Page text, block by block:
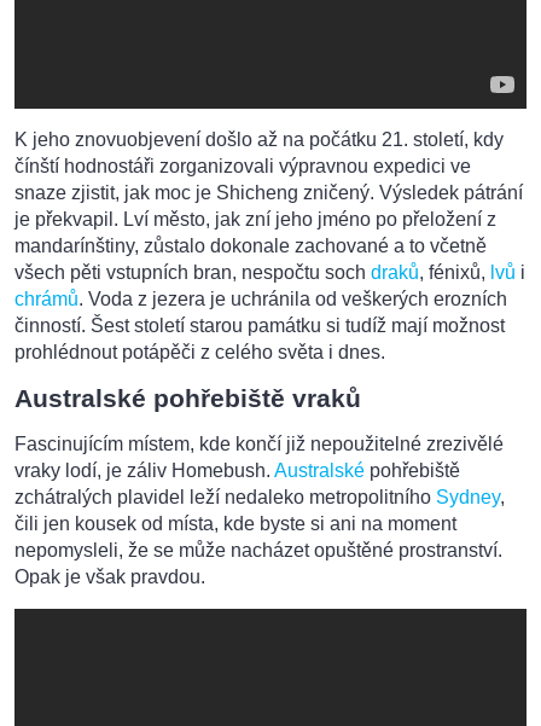
K jeho znovuobjevení došlo až na počátku 21. století, kdy
čínští hodnostáři zorganizovali výpravnou expedici ve
snaze zjistit, jak moc je Shicheng zničený. Výsledek pátrání
je překvapil. Lví město, jak zní jeho jméno po přeložení z
mandarínštiny, zůstalo dokonale zachované a to včetně
všech pěti vstupních bran, nespočtu soch draků, fénixů, lvů i
chrámů. Voda z jezera je uchránila od veškerých erozních
činností. Šest století starou památku si tudíž mají možnost
prohlédnout potápěči z celého světa i dnes.
Australské pohřebiště vraků
Fascinujícím místem, kde končí již nepoužitelné zrezivělé
vraky lodí, je záliv Homebush. Australské pohřebiště
zchátralých plavidel leží nedaleko metropolitního Sydney,
čili jen kousek od místa, kde byste si ani na moment
nepomysleli, že se může nacházet opuštěné prostranství.
Opak je však pravdou.